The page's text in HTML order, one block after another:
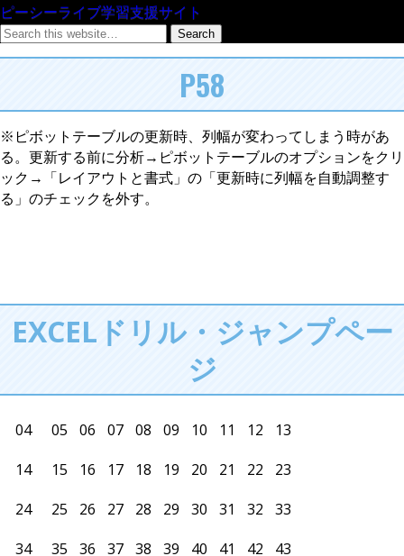
ピーシーライブ学習支援サイト
P58
※ピボットテーブルの更新時、列幅が変わってしまう時があ
る。更新する前に分析→ピボットテーブルのオプションをクリ
ック→「レイアウトと書式」の「更新時に列幅を自動調整す
る」のチェックを外す。
EXCELドリル・ジャンプペー
ジ
04 05 06 07 08 09 10 11 12
13
14
15 16 17 18 19 20 21 22
23
24
25 26 27 28 29 30 31 32
33
34
35 36 37 38 39 40 41 42
43